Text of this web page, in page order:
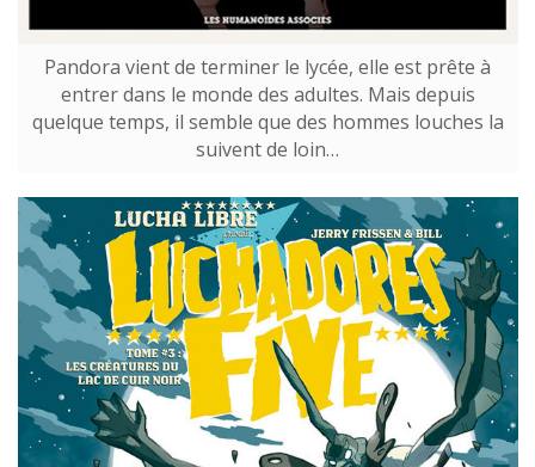
Pandora vient de terminer le lycée, elle est prête à
entrer dans le monde des adultes. Mais depuis
quelque temps, il semble que des hommes louches la
suivent de loin…